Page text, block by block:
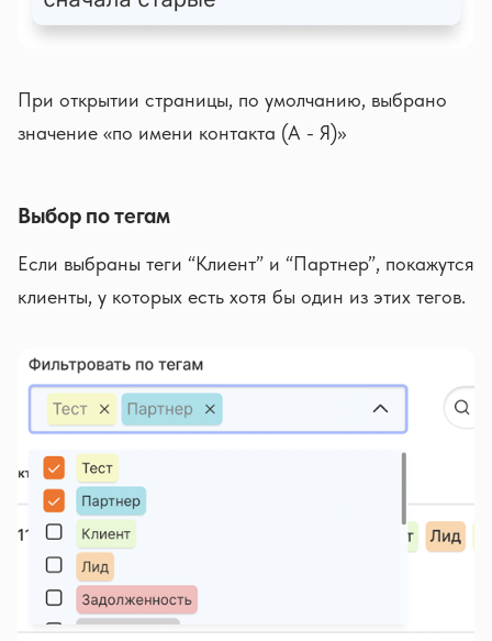
При открытии страницы, по умолчанию, выбрано
значение «по имени контакта (А - Я)»
Выбор по тегам
Если выбраны теги “Клиент” и “Партнер”, покажутся
клиенты, у которых есть хотя бы один из этих тегов.